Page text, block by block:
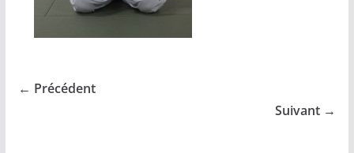
← Précédent
Suivant →